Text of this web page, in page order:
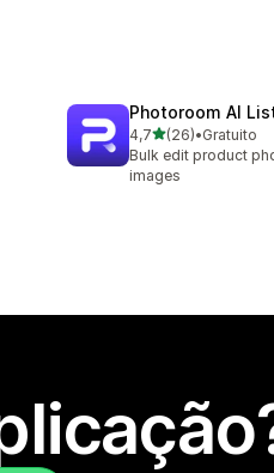
Photoroom AI
4,7de 5 estrelas
(26)
26 total de avaliações
•Gratuito
Bulk edit product
images